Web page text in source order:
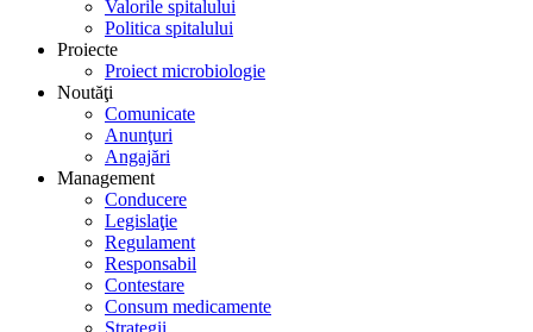
Valorile spitalului
Politica spitalului
Proiecte
Proiect microbiologie
Noutăţi
Comunicate
Anunţuri
Angajări
Management
Conducere
Legislaţie
Regulament
Responsabil
Contestare
Consum medicamente
Strategii